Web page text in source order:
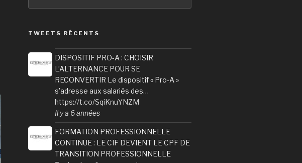
TWEETS RÉCENTS
DISPOSITIF PRO-A : CHOISIR
L’ALTERNANCE POUR SE
RECONVERTIR Le dispositif « Pro-A »
s’adresse aux salariés des…
https://t.co/SqiKnuYNZM
Il y a 6 années
FORMATION PROFESSIONNELLE
CONTINUE : LE CIF DEVIENT LE CPF DE
TRANSITION PROFESSIONNELLE